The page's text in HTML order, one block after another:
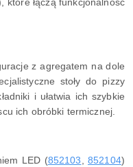
z agregatem na dole
stoły do pizzy
i ułatwia ich szybkie
ich obróbki termicznej.
LED (852103 ,852104)